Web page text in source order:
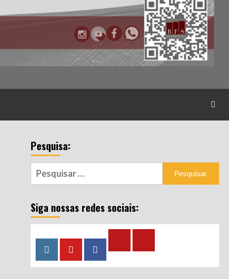
Pesquisa:
Pesquisar
por:
Siga nossas redes sociais:
InstagramYouTubeFacebook